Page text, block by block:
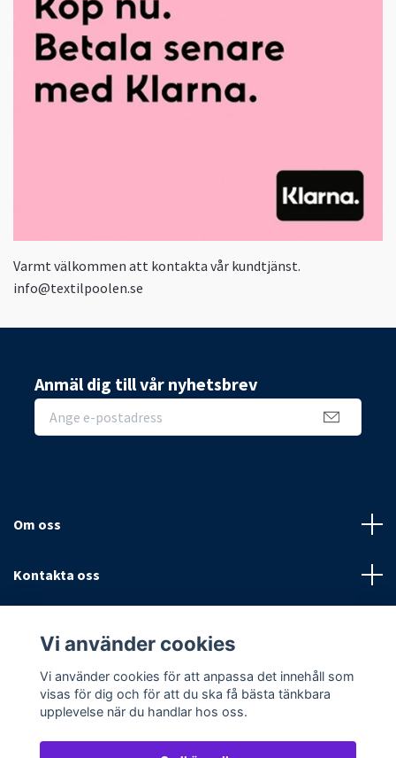
Varmt välkommen att kontakta vår kundtjänst.
info@textilpoolen.se
Anmäl dig till vår nyhetsbrev
Om oss
Kontakta oss
Sociala medier
Vi använder cookies
Vi använder cookies för att anpassa det innehåll som
visas för dig och för att du ska få bästa tänkbara
upplevelse när du handlar hos oss.